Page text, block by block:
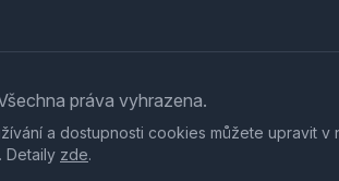
práva vyhrazena.
a dostupnosti cookies můžete upravit v
Detaily zde.